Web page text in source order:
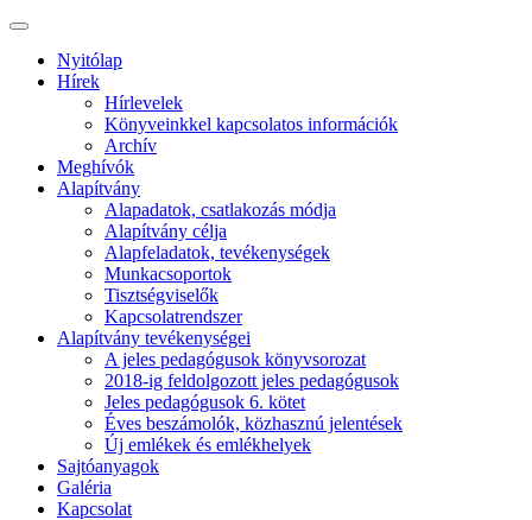
Nyitólap
Hírek
Hírlevelek
Könyveinkkel kapcsolatos információk
Archív
Meghívók
Alapítvány
Alapadatok, csatlakozás módja
Alapítvány célja
Alapfeladatok, tevékenységek
Munkacsoportok
Tisztségviselők
Kapcsolatrendszer
Alapítvány tevékenységei
A jeles pedagógusok könyvsorozat
2018-ig feldolgozott jeles pedagógusok
Jeles pedagógusok 6. kötet
Éves beszámolók, közhasznú jelentések
Új emlékek és emlékhelyek
Sajtóanyagok
Galéria
Kapcsolat